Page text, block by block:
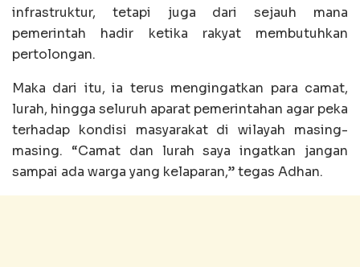
infrastruktur, tetapi juga dari sejauh mana
pemerintah hadir ketika rakyat membutuhkan
pertolongan.
Maka dari itu, ia terus mengingatkan para camat,
lurah, hingga seluruh aparat pemerintahan agar peka
terhadap kondisi masyarakat di wilayah masing-
masing. “Camat dan lurah saya ingatkan jangan
sampai ada warga yang kelaparan,” tegas Adhan.